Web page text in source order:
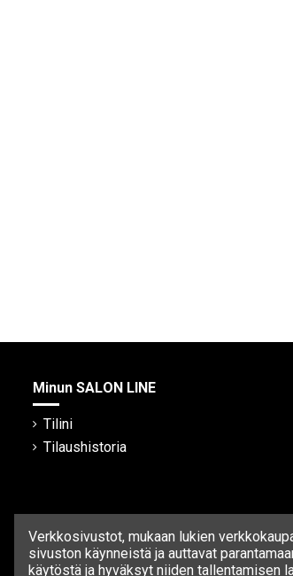
Minun SALON LINE
Tilini
Tilaushistoria
Verkkosivustot, mukaan lukien
sivuston käynneistä ja auttavat
käytöstä ja hyväksyt niiden tallentamisen